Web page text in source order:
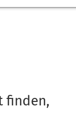
finden,